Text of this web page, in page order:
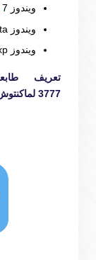
ويندوز 7
ويندوز vista
ويندوز xp
3777 لماكنتوش Mac OS